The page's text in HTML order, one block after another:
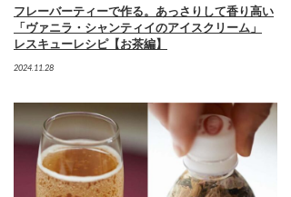
フレーバーティーで作る。あっさりして香り高い
「ヴァニラ・シャンティイのアイスクリーム」
レスキューレシピ【お茶編】
2024.11.28